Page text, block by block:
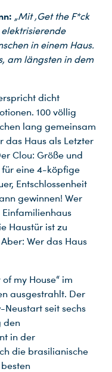
„Mit ‚Get the F*ck
elektrisierende
in einem Haus.
am längsten in dem
dicht
100 völlig
lang gemeinsam
das Haus als Letzter
Clou: Größe und
für eine 4-köpfige
Entschlossenheit
gewinnen! Wer
Haustür ist zu
Wer das Haus
my House“ im
ausgestrahlt. Der
seit sechs
den
in der
die brasilianische